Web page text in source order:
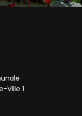
Ville 1